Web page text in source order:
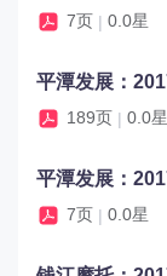
7页 | 0.0星
平潭发展：
189页 | 0.0星
平潭发展：
7页 | 0.0星